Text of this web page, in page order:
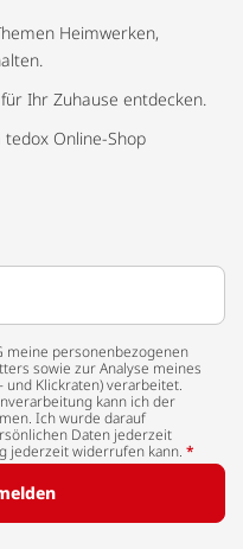
Heimwerken,
Ihr Zuhause entdecken.
Online-Shop
meine personenbezogenen
sowie zur Analyse meines
und Klickraten) verarbeitet.
kann ich der
Ich wurde darauf
Daten jederzeit
jederzeit widerrufen kann. *